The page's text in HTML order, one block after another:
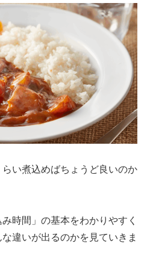
い煮込めばちょうど良いのか
時間」の基本をわかりやすく
違いが出るのかを見ていきま